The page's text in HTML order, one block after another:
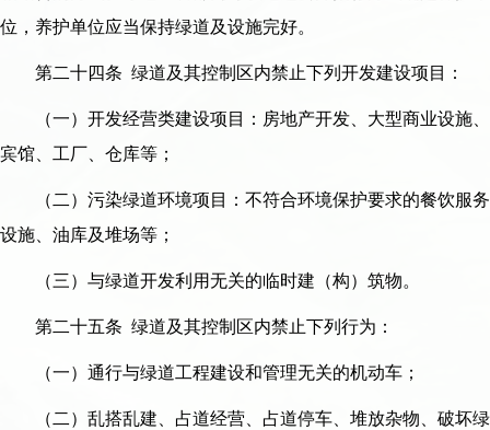
位，养护单位应当保持绿道及设施完好。
第二十四条 绿道及其控制区内禁止下列开发建设项目：
（一）开发经营类建设项目：房地产开发、大型商业设施、
宾馆、工厂、仓库等；
（二）污染绿道环境项目：不符合环境保护要求的餐饮服务
设施、油库及堆场等；
（三）与绿道开发利用无关的临时建（构）筑物。
第二十五条 绿道及其控制区内禁止下列行为：
（一）通行与绿道工程建设和管理无关的机动车；
（二）乱搭乱建、占道经营、占道停车、堆放杂物、破坏绿